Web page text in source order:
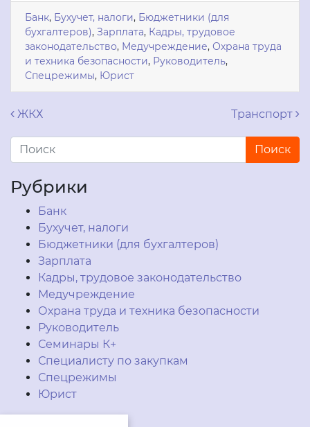
Банк, Бухучет, налоги, Бюджетники (для
бухгалтеров), Зарплата, Кадры, трудовое
законодательство, Медучреждение, Охрана труда
и техника безопасности, Руководитель,
Спецрежимы, Юрист
Навигация по записям
ЖКХ Транспорт
Рубрики
Банк
Бухучет, налоги
Бюджетники (для бухгалтеров)
Зарплата
Кадры, трудовое законодательство
Медучреждение
Охрана труда и техника безопасности
Руководитель
Семинары К+
Специалисту по закупкам
Спецрежимы
Юрист